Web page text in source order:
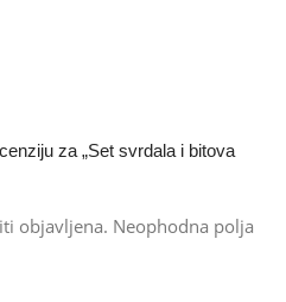
za „Set svrdala i bitova
objavljena. Neophodna polja